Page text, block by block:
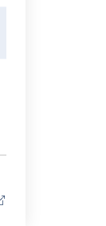
ICON